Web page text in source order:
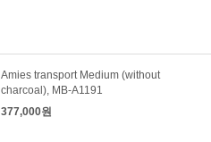
Amies transport Medium (without
charcoal), MB-A1191
377,000원